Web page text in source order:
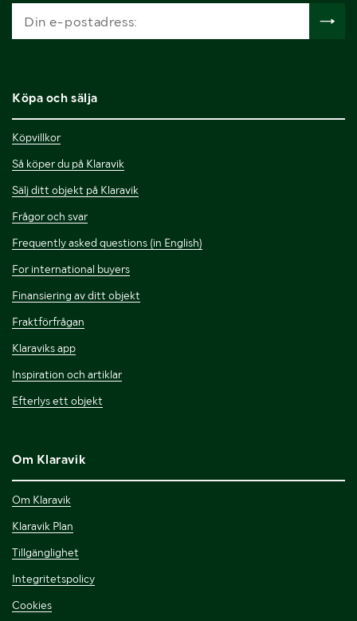
Köpa och sälja
Köpvillkor
Så köper du på Klaravik
Sälj ditt objekt på Klaravik
Frågor och svar
Frequently asked questions (in English)
For international buyers
Finansiering av ditt objekt
Fraktförfrågan
Klaraviks app
Inspiration och artiklar
Efterlys ett objekt
Om Klaravik
Om Klaravik
Klaravik Plan
Tillgänglighet
Integritetspolicy
Cookies